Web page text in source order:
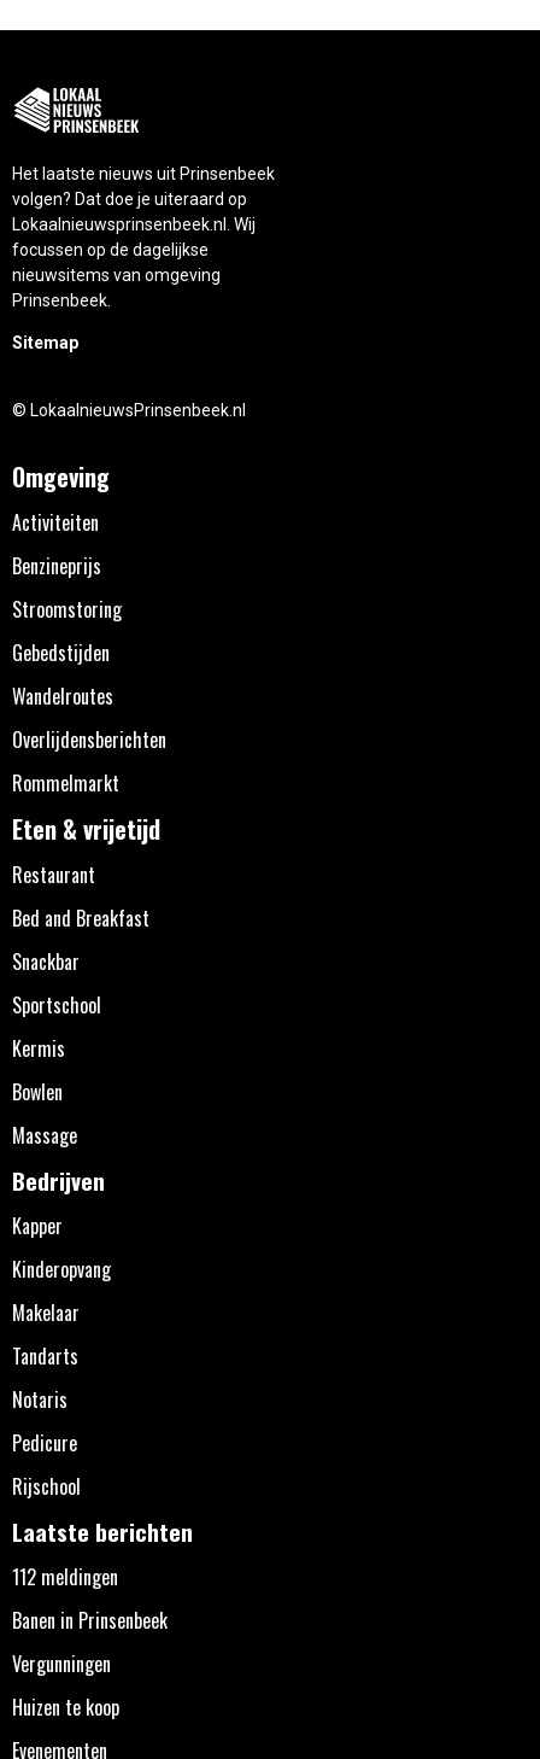
Het laatste nieuws uit Prinsenbeek
volgen? Dat doe je uiteraard op
Lokaalnieuwsprinsenbeek.nl. Wij
focussen op de dagelijkse
nieuwsitems van omgeving
Prinsenbeek.
Sitemap
© LokaalnieuwsPrinsenbeek.nl
Omgeving
Activiteiten
Benzineprijs
Stroomstoring
Gebedstijden
Wandelroutes
Overlijdensberichten
Rommelmarkt
Eten & vrijetijd
Restaurant
Bed and Breakfast
Snackbar
Sportschool
Kermis
Bowlen
Massage
Bedrijven
Kapper
Kinderopvang
Makelaar
Tandarts
Notaris
Pedicure
Rijschool
Laatste berichten
112 meldingen
Banen in Prinsenbeek
Vergunningen
Huizen te koop
Evenementen